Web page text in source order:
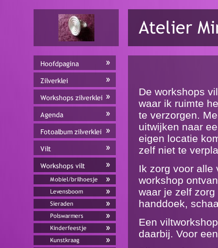
De workshops
waar ik ruimte
te verzorgen.
uitwijken naar
eigen locatie
zelf niet te
Ik zorg voor alle
workshop
waar je zelf
handdoek,
Een
daarbij. Voor